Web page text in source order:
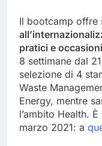
Il bootcamp offre
pratici e
8 settimane dal
selezione di 4
Waste
Energy, mentre
l’ambito Health.
marzo 2021: a